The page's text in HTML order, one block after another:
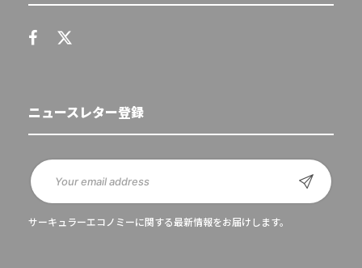
ニュースレター登録
サーキュラーエコノミーに関する最新情報をお届けします。